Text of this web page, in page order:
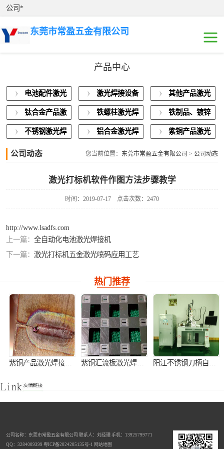
公司*
东莞市常盈五金有限公司
产品中心
电池配件激光
焊接
激光焊接设备
展示
其他产品激光
焊接
钛合金产品激
光焊接
铁螺柱激光焊
接加工
铁制品、镀锌
板激光焊接
不锈钢激光焊
铝合金激光焊
紫铜产品激光
公司动态 您当前位置： 东莞市常盈五金有限公司 > 公司动态
激光打标机软件作图方法步骤教学
时间：2019-07-17 点击次数：2470
http://www.lsadfs.com
上一篇： 全自动化电池激光焊接机
下一篇： 激光打标机五金激光喷码应用工艺
热门推荐
紫铜产品激光焊接加工 紫铜汇流板激光焊接加工 阳江不锈钢刀柄自动激光焊接机
不锈钢窗花灯饰手持式激光焊接机 激光切割机 全自动铝离子电池壳激光焊接机
公司名称：东莞市常盈五金有限公司 联系人：刘经理 手机：13925799771
QQ：3284009399 粤ICP备2024205135号-1 网站地图
接
激光焊接设备展
示
其他产品激光焊
铝合金激光焊接